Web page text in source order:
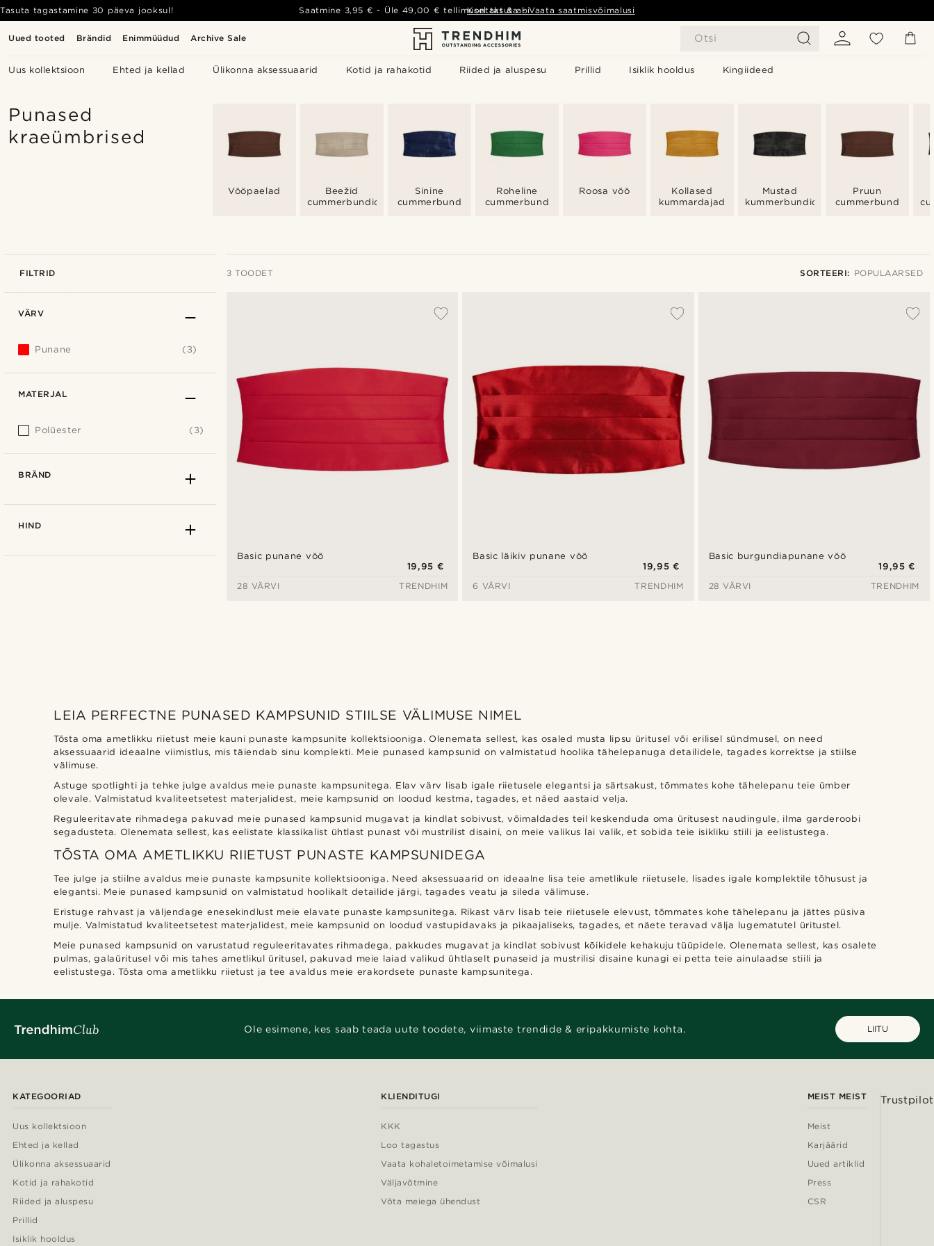
Uued tooted Brändid Enimmüüdud Archive Sale Otsi
Uus kollektsioon Ehted ja kellad Ülikonna aksessuaarid Kotid ja rahakotid Riided ja aluspesu Prillid Isiklik hooldus Kingiideed
Tasuta tagastamine 30 päeva jooksul! Saatmine 3,95 € - Üle 49,00 € tellimusel tasuta- Vaata saatmisvõimalusi
Kontakt & abi
Punased
kraeümbrised
Vööpaelad
Beežid
cummerbundid
Sinine
cummerbund
Roheline
cummerbund
Roosa vöö
Kollased
kummardajad
Mustad
kummerbundid
Pruun
cummerbund
FILTRID 3 TOODET SORTEERI: POPULAARSED
Basic punane vöö
19,95 €
28 VÄRVI
TRENDHIM
Basic läikiv punane vöö
19,95 €
6 VÄRVI
TRENDHIM
Basic burgundiapunane vöö
19,95 €
28 VÄRVI
TRENDHIM
VÄRV
Punane (3)
MATERJAL
Polüester (3)
BRÄND
HIND
LEIA PERFECTNE PUNASED KAMPSUNID STIILSE VÄLIMUSE NIMEL
Tõsta oma ametlikku riietust meie kauni punaste kampsunite kollektsiooniga. Olenemata sellest, kas osaled musta lipsu üritusel või erilisel sündmusel, on need
aksessuaarid ideaalne viimistlus, mis täiendab sinu komplekti. Meie punased kampsunid on valmistatud hoolika tähelepanuga detailidele, tagades korrektse ja stiilse
välimuse.
Astuge spotlighti ja tehke julge avaldus meie punaste kampsunitega. Elav värv lisab igale riietusele elegantsi ja särtsakust, tõmmates kohe tähelepanu teie ümber
olevale. Valmistatud kvaliteetsetest materjalidest, meie kampsunid on loodud kestma, tagades, et näed aastaid velja.
Reguleeritavate rihmadega pakuvad meie punased kampsunid mugavat ja kindlat sobivust, võimaldades teil keskenduda oma üritusest naudingule, ilma garderoobi
segadusteta. Olenemata sellest, kas eelistate klassikalist ühtlast punast või mustrilist disaini, on meie valikus lai valik, et sobida teie isikliku stiili ja eelistustega.
TÕSTA OMA AMETLIKKU RIIETUST PUNASTE KAMPSUNIDEGA
Tee julge ja stiilne avaldus meie punaste kampsunite kollektsiooniga. Need aksessuaarid on ideaalne lisa teie ametlikule riietusele, lisades igale komplektile tõhusust ja
elegantsi. Meie punased kampsunid on valmistatud hoolikalt detailide järgi, tagades veatu ja sileda välimuse.
Eristuge rahvast ja väljendage enesekindlust meie elavate punaste kampsunitega. Rikast värv lisab teie riietusele elevust, tõmmates kohe tähelepanu ja jättes püsiva
mulje. Valmistatud kvaliteetsetest materjalidest, meie kampsunid on loodud vastupidavaks ja pikaajaliseks, tagades, et näete teravad välja lugematutel üritustel.
Meie punased kampsunid on varustatud reguleeritavates rihmadega, pakkudes mugavat ja kindlat sobivust kõikidele kehakuju tüüpidele. Olenemata sellest, kas osalete
pulmas, galaüritusel või mis tahes ametlikul üritusel, pakuvad meie laiad valikud ühtlaselt punaseid ja mustrilisi disaine kunagi ei petta teie ainulaadse stiili ja
eelistustega. Tõsta oma ametlikku riietust ja tee avaldus meie erakordsete punaste kampsunitega.
Ole esimene, kes saab teada uute toodete, viimaste trendide & eripakkumiste kohta. LIITU
KATEGOORIAD
Uus kollektsioon
Ehted ja kellad
Ülikonna aksessuaarid
Kotid ja rahakotid
Riided ja aluspesu
Prillid
Isiklik hooldus
KLIENDITUGI
KKK
Loo tagastus
Vaata kohaletoimetamise võimalusi
Väljavõtmine
Võta meiega ühendust
MEIST MEIST
Meist
Karjäärid
Uued artiklid
Press
CSR
Trustpilot